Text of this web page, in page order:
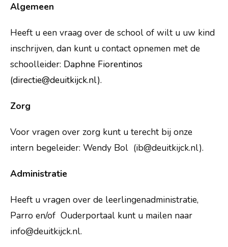
openbaar dalton onderwijs in Baarn
Onze school
Praktische info
Vragen?
Algemeen
Heeft u een vraag over de school of wilt u uw kind
inschrijven, dan kunt u contact opnemen met de
schoolleider: Daphne Fiorentinos
(directie@deuitkijck.nl).
Zorg
Voor vragen over zorg kunt u terecht bij onze
intern begeleider: Wendy Bol (ib@deuitkijck.nl).
Administratie
Heeft u vragen over de leerlingenadministratie,
Parro en/of Ouderportaal kunt u mailen naar
info@deuitkijck.nl.